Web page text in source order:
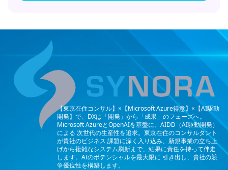
【東京在住コンサル】×【Microsoft Azure得意】×【AI駆動
開発】で、DXは「開発」から「成果」のフェーズへ。
Microsoft AzureとOpenAIを基盤に、AIDD（AI駆動開発）
による 次世代の生産性を追求。東京在住のコンサルタント
が貴社のビジネス 課題に深く入り込み、新規事業の立ち上
げから複雑なシステム刷新まで、結果に責任を持って伴走
します。AIのポテンシャルを最大限に 引き出し、貴社の競
争優位性を構築します。